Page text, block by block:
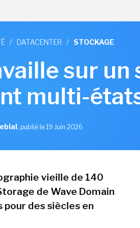
/ DATACENTER / STOCKAGE
sur un
multi-
, publié le 19 Juin 2026
vieille de 140
de Wave Domain
des siècles en